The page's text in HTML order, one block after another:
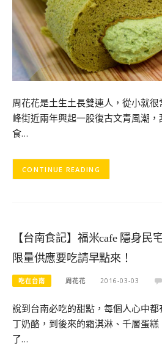
周花花是土生土長雙連人，從小就
峰街近兩年興起一股復古文青風潮
食…
CONTINUE READING
【台南食記】福米cafe 隱身民
限量供應要吃請早點來！
吃在台南 周花花 2016-03-03
說到台南必吃的甜點，每個人心中
丁奶酪，到後來的霜淇淋、千層蛋
了…